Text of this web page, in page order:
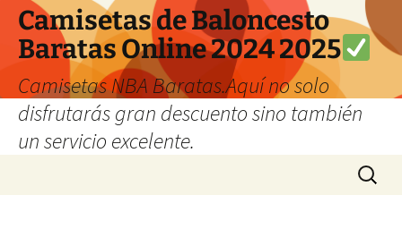
Camisetas de Baloncesto
Baratas Online 2024 2025
Camisetas NBA Baratas.Aquí no solo
disfrutarás gran descuento sino también
un servicio excelente.
Buscar: